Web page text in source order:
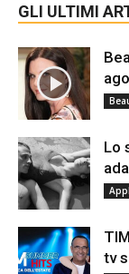
GLI ULTIMI
Lo
tv